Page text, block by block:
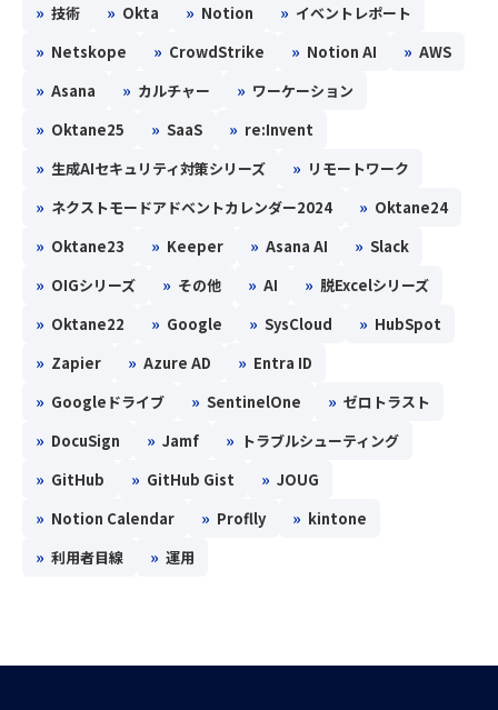
» 技術 » Okta » Notion » イベントレポート
» Netskope » CrowdStrike » Notion AI » AWS
» Asana » カルチャー » ワーケーション
» Oktane25 » SaaS » re:Invent
» 生成AIセキュリティ対策シリーズ » リモートワーク
» ネクストモードアドベントカレンダー2024 » Oktane24
» Oktane23 » Keeper » Asana AI » Slack
» OIGシリーズ » その他 » AI » 脱Excelシリーズ
» Oktane22 » Google » SysCloud » HubSpot
» Zapier » Azure AD » Entra ID
» Googleドライブ » SentinelOne » ゼロトラスト
» DocuSign » Jamf » トラブルシューティング
» GitHub » GitHub Gist » JOUG
» Notion Calendar » Proflly » kintone
» 利用者目線 » 運用